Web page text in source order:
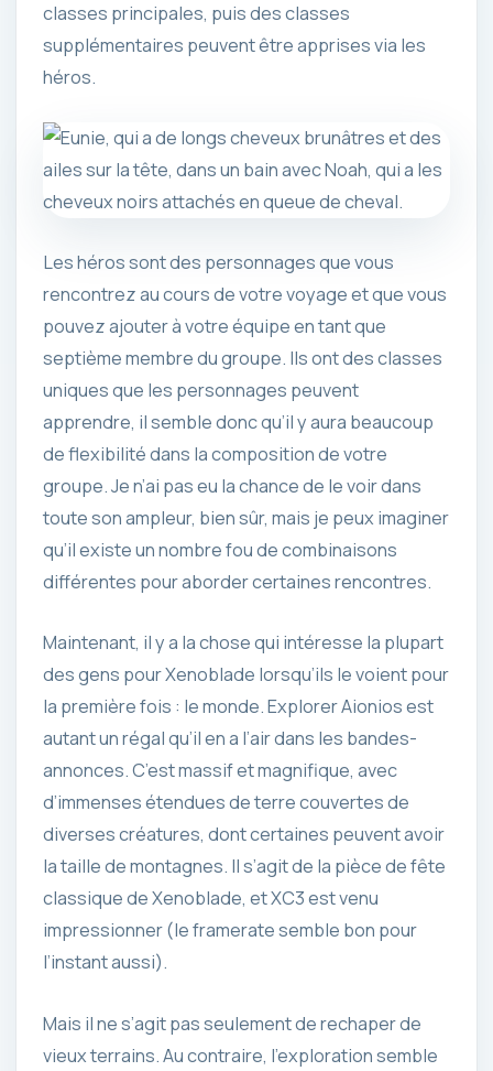
classes principales, puis des classes
supplémentaires peuvent être apprises via les
héros.
Les héros sont des personnages que vous
rencontrez au cours de votre voyage et que vous
pouvez ajouter à votre équipe en tant que
septième membre du groupe. Ils ont des classes
uniques que les personnages peuvent
apprendre, il semble donc qu’il y aura beaucoup
de flexibilité dans la composition de votre
groupe. Je n’ai pas eu la chance de le voir dans
toute son ampleur, bien sûr, mais je peux imaginer
qu’il existe un nombre fou de combinaisons
différentes pour aborder certaines rencontres.
Maintenant, il y a la chose qui intéresse la plupart
des gens pour Xenoblade lorsqu’ils le voient pour
la première fois : le monde. Explorer Aionios est
autant un régal qu’il en a l’air dans les bandes-
annonces. C’est massif et magnifique, avec
d’immenses étendues de terre couvertes de
diverses créatures, dont certaines peuvent avoir
la taille de montagnes. Il s’agit de la pièce de fête
classique de Xenoblade, et XC3 est venu
impressionner (le framerate semble bon pour
l’instant aussi).
Mais il ne s’agit pas seulement de rechaper de
vieux terrains. Au contraire, l’exploration semble